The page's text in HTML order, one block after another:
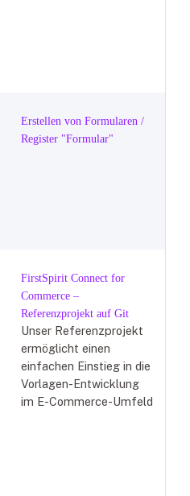
Erstellen von Formularen /
Register "Formular"
FirstSpirit Connect for
Commerce –
Referenzprojekt auf Git
Unser Referenzprojekt
ermöglicht einen
einfachen Einstieg in die
Vorlagen-Entwicklung
im E-Commerce-Umfeld